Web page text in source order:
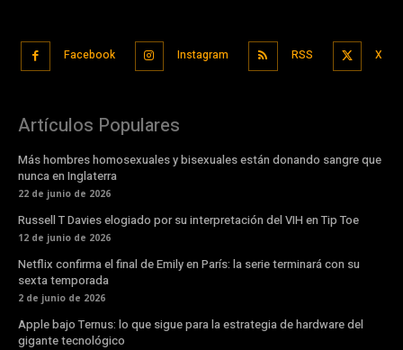
Facebook Instagram RSS X
Artículos Populares
Más hombres homosexuales y bisexuales están donando sangre que
nunca en Inglaterra
22 de junio de 2026
Russell T Davies elogiado por su interpretación del VIH en Tip Toe
12 de junio de 2026
Netflix confirma el final de Emily en París: la serie terminará con su
sexta temporada
2 de junio de 2026
Apple bajo Ternus: lo que sigue para la estrategia de hardware del
gigante tecnológico